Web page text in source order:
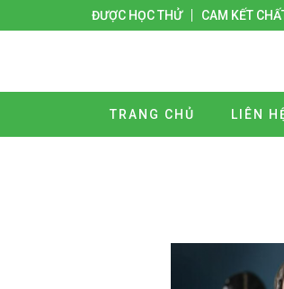
ĐƯỢC HỌC THỬ CAM KẾT
TRANG CHỦ LIÊN